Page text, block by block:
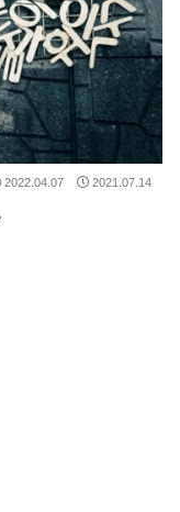
2022.04.07 2021.07.14